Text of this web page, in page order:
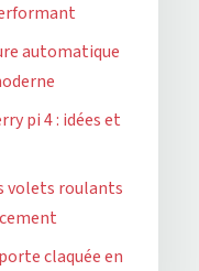
automatique
pi 4 : idées et
volets roulants
claquée en